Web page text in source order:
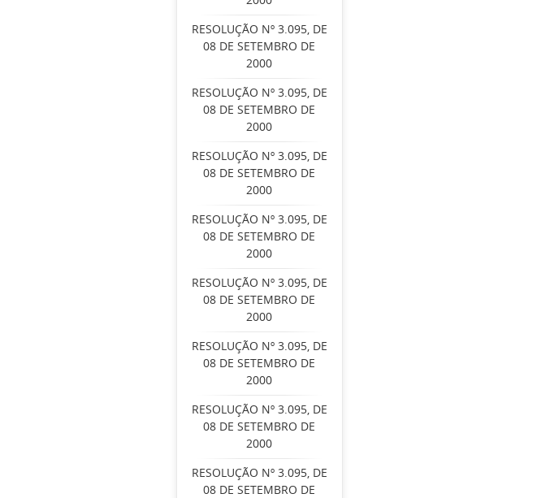
RESOLUÇÃO Nº 3.095, DE
08 DE SETEMBRO DE
2000
RESOLUÇÃO Nº 3.095, DE
08 DE SETEMBRO DE
2000
RESOLUÇÃO Nº 3.095, DE
08 DE SETEMBRO DE
2000
RESOLUÇÃO Nº 3.095, DE
08 DE SETEMBRO DE
2000
RESOLUÇÃO Nº 3.095, DE
08 DE SETEMBRO DE
2000
RESOLUÇÃO Nº 3.095, DE
08 DE SETEMBRO DE
2000
RESOLUÇÃO Nº 3.095, DE
08 DE SETEMBRO DE
2000
RESOLUÇÃO Nº 3.095, DE
08 DE SETEMBRO DE